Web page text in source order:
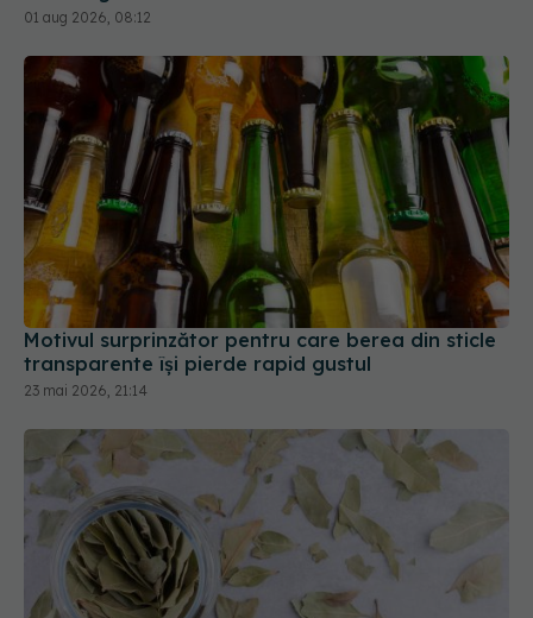
01 aug 2026, 08:12
Motivul surprinzător pentru care berea din sticle
transparente își pierde rapid gustul
23 mai 2026, 21:14